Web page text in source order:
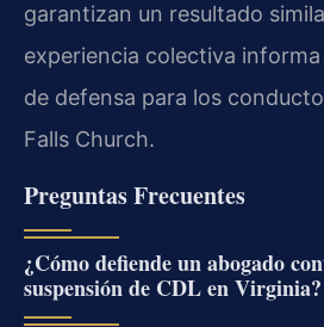
garantizan un resultado
experiencia colectiva
de defensa para los
Falls Church.
Preguntas Frecuentes
¿Cómo defiende un abogado
suspensión de CDL en Virginia?